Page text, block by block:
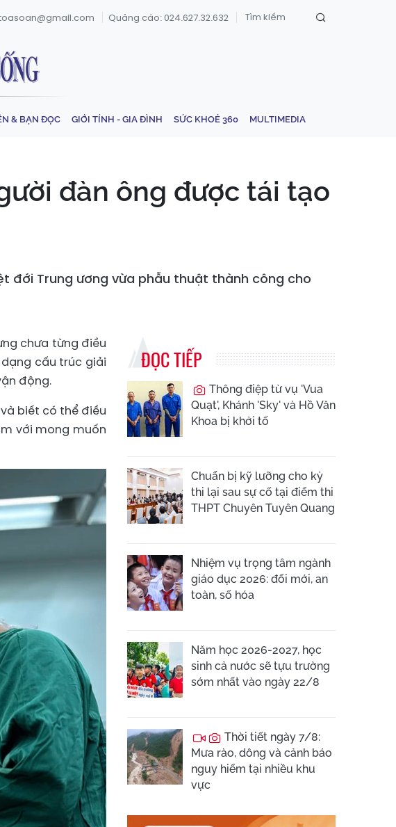
Quảng cáo: 024.627.32.632
& BẠN ĐỌC GIỚI TÍNH - GIA ĐÌNH SỨC KHOẺ 360 MULTIMEDIA
đàn ông được tái tạo
đới Trung ương vừa phẫu thuật thành công cho
chưa từng điều
cấu trúc giải
động.
biết có thể điều
với mong muốn
ĐỌC TIẾP
Thông điệp từ vụ 'Vua
Quạt', Khánh 'Sky' và Hồ Văn
Khoa bị khởi tố
Chuẩn bị kỹ lưỡng cho kỳ
thi lại sau sự cố tại điểm thi
THPT Chuyên Tuyên Quang
Nhiệm vụ trọng tâm ngành
giáo dục 2026: đổi mới, an
toàn, số hóa
Năm học 2026-2027, học
sinh cả nước sẽ tựu trường
sớm nhất vào ngày 22/8
Thời tiết ngày 7/8:
Mưa rào, dông và cảnh báo
nguy hiểm tại nhiều khu
vực